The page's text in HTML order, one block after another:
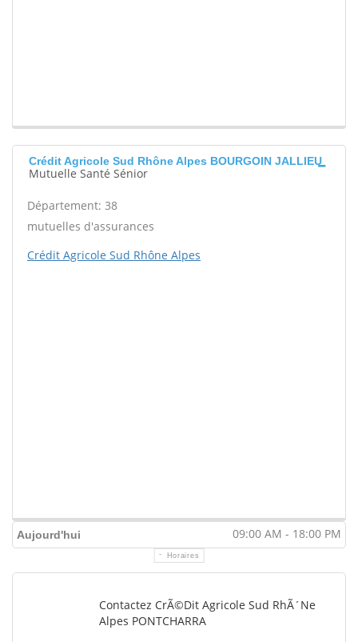
Crédit Agricole Sud Rhône Alpes BOURGOIN JALLIEU
Mutuelle Santé Sénior
Département: 38
mutuelles d'assurances
Crédit Agricole Sud Rhône Alpes
Aujourd'hui 09:00 AM - 18:00 PM
Horaires
Contactez CrÃ©dit Agricole Sud RhÃ´ne
Alpes PONTCHARRA